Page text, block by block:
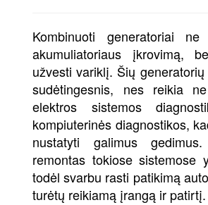
Kombinuoti generatoriai
akumuliatoriaus įkrovimą,
užvesti variklį. Šių
sudėtingesnis, nes reikia
elektros sistemos
kompiuterinės diagnostikos,
nustatyti galimus gedimus.
remontas tokiose sistemose
todėl svarbu rasti patikimą
turėtų reikiamą įrangą ir patirtį.